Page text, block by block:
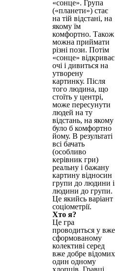
«сонце». Група
(«планети») стає
на тій відстані, на
якому їм
комфортно. Також
можна приймати
різні пози. Потім
«сонце» відкриває
очі і дивиться на
утворену
картинку. Після
того людина, що
стоїть у центрі,
може пересунути
людей на ту
відстань, на якому
було б комфортно
йому. В результаті
всі бачать
(особливо
керівник гри)
реальну і бажану
картину відносин
групи до людини і
людини до групи.
Це якийсь варіант
соціометрії.
Хто я?
Це гра
проводиться у вже
сформованому
колективі серед
вже добре відомих
один одному
хлопців. Гравці